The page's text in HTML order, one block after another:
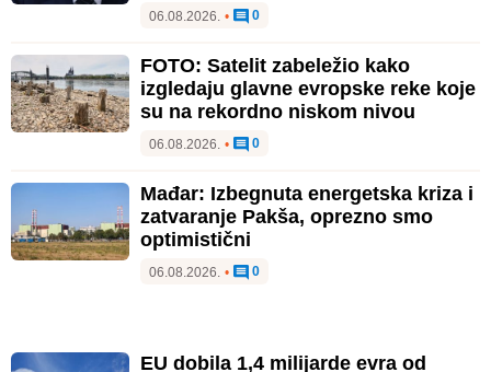
06.08.2026. • 0
FOTO: Satelit zabeležio kako
izgledaju glavne evropske reke koje
su na rekordno niskom nivou
06.08.2026. • 0
Mađar: Izbegnuta energetska kriza i
zatvaranje Pakša, oprezno smo
optimistični
06.08.2026. • 0
EU dobila 1,4 milijarde evra od